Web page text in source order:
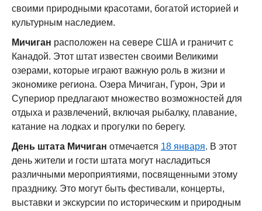
своими природными красотами, богатой историей и
культурным наследием.
Мичиган расположен на севере США и граничит с
Канадой. Этот штат известен своими Великими
озерами, которые играют важную роль в жизни и
экономике региона. Озера Мичиган, Гурон, Эри и
Супериор предлагают множество возможностей для
отдыха и развлечений, включая рыбалку, плавание,
катание на лодках и прогулки по берегу.
День штата Мичиган отмечается 18 января. В этот
день жители и гости штата могут насладиться
различными мероприятиями, посвященными этому
празднику. Это могут быть фестивали, концерты,
выставки и экскурсии по историческим и природным